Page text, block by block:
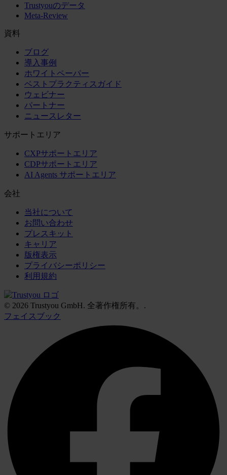
Trustyouのデータ
Meta-Review
資料
ブログ
導入事例
ホワイトペーパー
ベストプラクティスガイド
ウェビナー
パートナー
ニュースレター
サポートエリア
CXPサポートエリア
CDPサポートエリア
AI Agents サポートエリア
会社
当社について
お問い合わせ
プレスキット
キャリア
版権表示
プライバシーポリシー
利用規約
© 2026 Trustyou GmbH. 全著作権所有。.
フェイスブック